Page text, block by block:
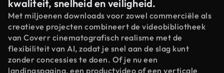
kwaliteit, snelheid en veiligheid.
Met miljoenen downloads voor zowel commerciële als
creatieve projecten combineert de videobibliotheek
van Coverr cinematografisch realisme met de
flexibiliteit van AI, zodat je snel aan de slag kunt
zonder concessies te doen. Of je nu een
landingspagina, een productvideo of een verticale